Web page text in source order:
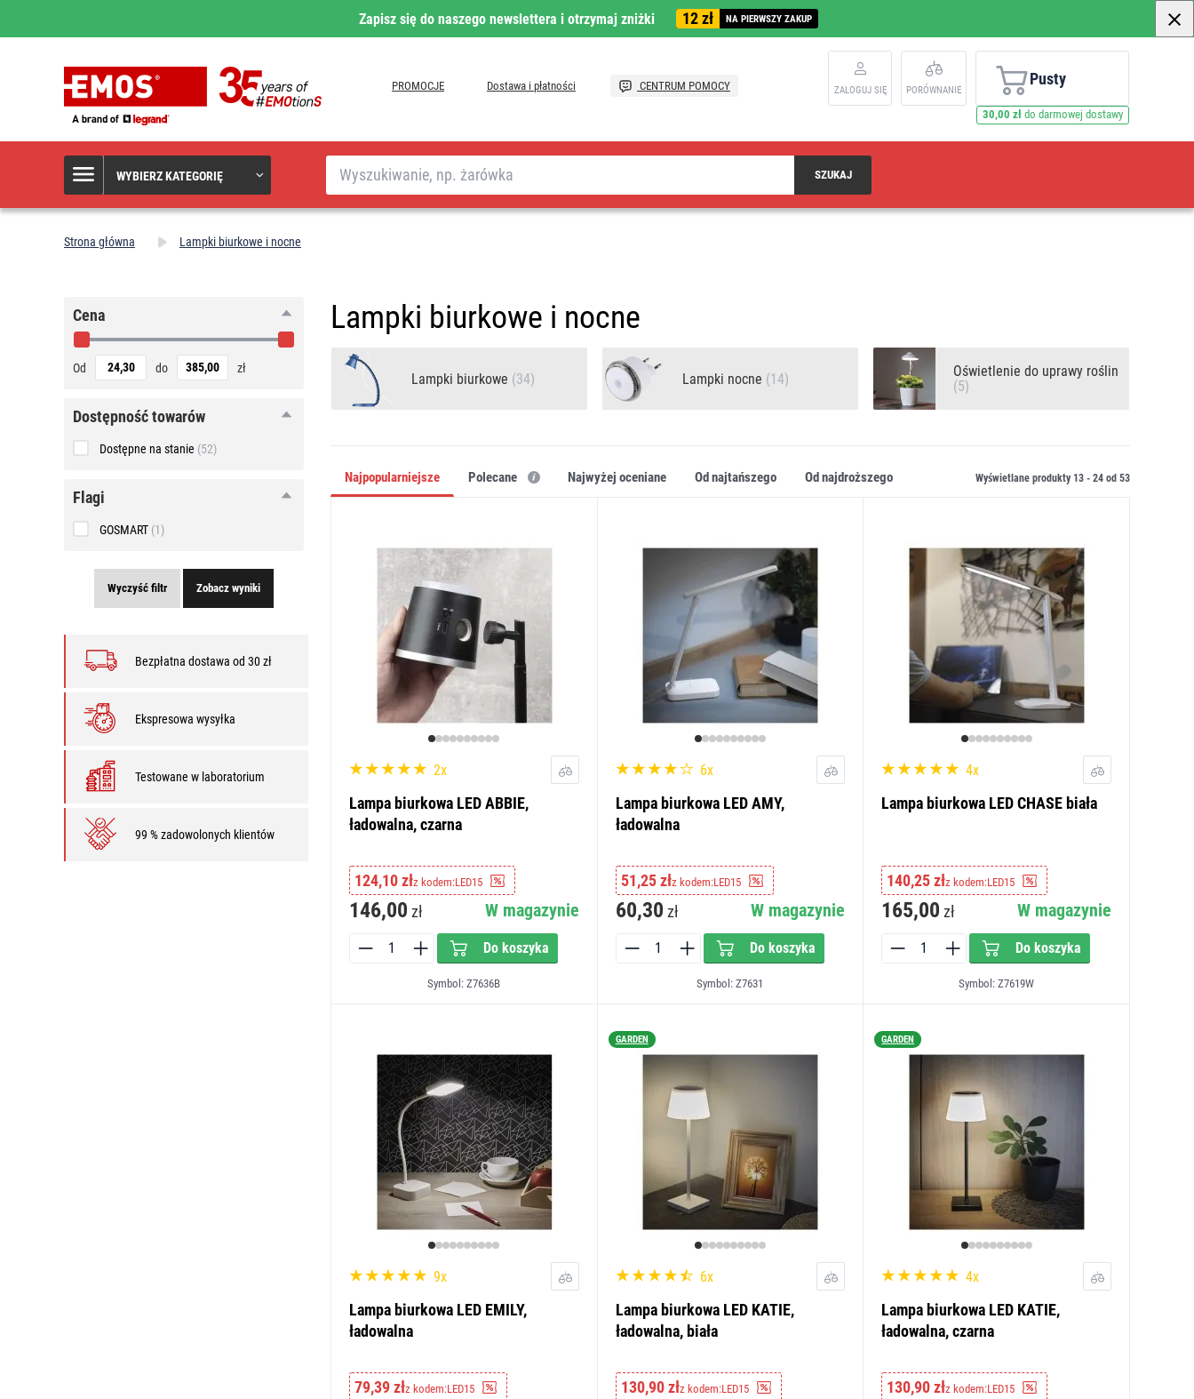
Zapisz się do naszego newslettera i otrzymaj zniżki 12 zł NA PIERWSZY ZAKUP
PROMOCJE Dostawa i płatności CENTRUM POMOCY ZALOGUJ SIĘ PORÓWNANIE
Pusty
30,00 złdo darmowej dostawy
WYBIERZ KATEGORIĘ
Szukaj
SZUKAJ
Strona główna Lampki biurkowe i nocne
Cena
Od do zł
Dostępność towarów
Dostępne na stanie (52)
Flagi
GOSMART (1)
Wyczyść filtr Zobacz wyniki
Bezpłatna dostawa od 30 zł
Ekspresowa wysyłka
Testowane w laboratorium
99 % zadowolonych klientów
Lampki biurkowe i nocne
Lampki biurkowe (34) Lampki nocne (14)
Oświetlenie do uprawy roślin
(5)
Najpopularniejsze Polecane najwyżej oceniane od najtańszego od najdroższego Wyświetlane produkty 13 - 24 od 53
2x
Lampa biurkowa LED ABBIE,
ładowalna, czarna
124,10 złz kodem:LED15
146,00 zł W magazynie
Do koszyka
Symbol: Z7636B
6x
Lampa biurkowa LED AMY,
ładowalna
51,25 złz kodem:LED15
60,30 zł W magazynie
Do koszyka
Symbol: Z7631
4x
Lampa biurkowa LED CHASE biała
140,25 złz kodem:LED15
165,00 zł W magazynie
Do koszyka
Symbol: Z7619W
9x
Lampa biurkowa LED EMILY,
ładowalna
79,39 złz kodem:LED15
GARDEN
6x
Lampa biurkowa LED KATIE,
ładowalna, biała
130,90 złz kodem:LED15
GARDEN
4x
Lampa biurkowa LED KATIE,
ładowalna, czarna
130,90 złz kodem:LED15